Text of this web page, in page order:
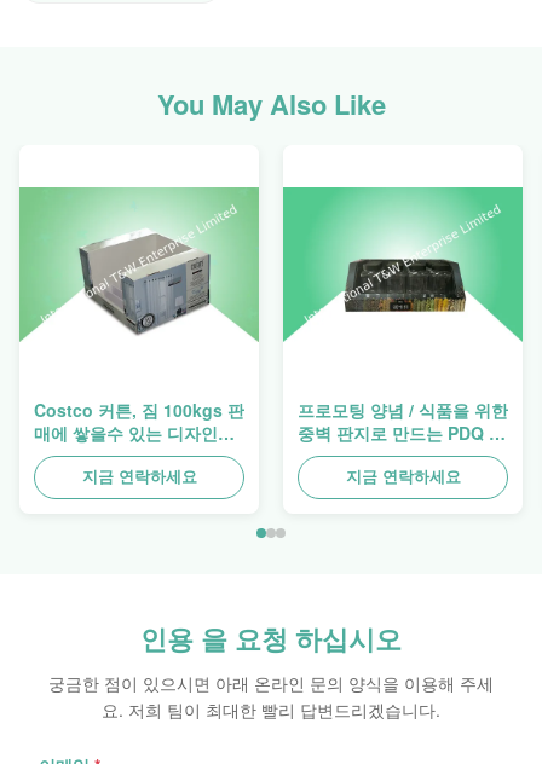
You May Also Like
Costco 커튼, 짐 100kgs 판
매에 쌓을수 있는 디자인
Pdq 쟁반
지금 연락하세요
프로모팅 양념 / 식품을 위한
중벽 판지로 만드는 PDQ 트
레이 과중한 업무 적층
지금 연락하세요
인용 을 요청 하십시오
궁금한 점이 있으시면 아래 온라인 문의 양식을 이용해 주세
요. 저희 팀이 최대한 빨리 답변드리겠습니다.